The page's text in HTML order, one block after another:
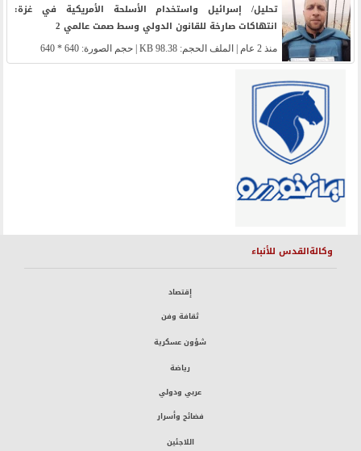
تحليل/ إسرائيل واستخدام الأسلحة الأمريكية في غزة:
انتهاكات صارخة للقانون الدولي وسط صمت عالمي 2
منذ 2 عام | الملف الحجم: 98.38 KB | حجم الصورة: 640 * 640
وكالةالقدس للأنباء
إقتصاد
ثقافة وفن
شؤون عسكرية
رياضة
عربي ودولي
فضائح وأسرار
اللاجئين